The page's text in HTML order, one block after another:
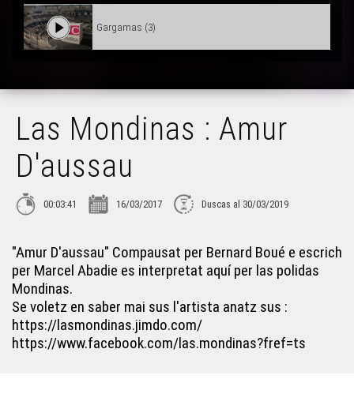
Gargamas (3)
Hestiv'Òc
Muriel Batbie Castell
Las Mondinas : Amur
D'aussau
00:03:41 16/03/2017 Duscas al 30/03/2019
"Amur D'aussau" Compausat per Bernard Boué e escrich
per Marcel Abadie es interpretat aquí per las polidas
Mondinas.
Se voletz en saber mai sus l'artista anatz sus :
https://lasmondinas.jimdo.com/
https://www.facebook.com/las.mondinas?fref=ts